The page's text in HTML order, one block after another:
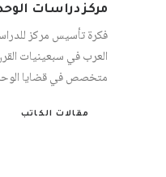
مركز دراسات
فكرة تأسيس مركز
العرب في سبعينيات
متخصص في قضايا
مقالات الكاتب